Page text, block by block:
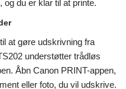
og du er klar til at printe.
at gøre udskrivning fra
understøtter trådløs
Åbn Canon PRINT-appen,
eller foto, du vil udskrive.